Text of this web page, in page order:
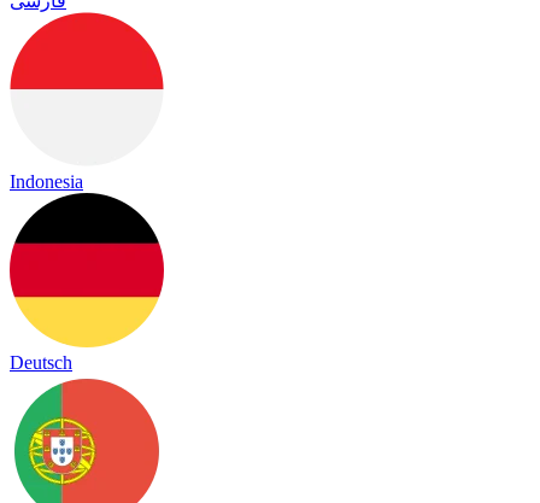
Indonesia
Deutsch